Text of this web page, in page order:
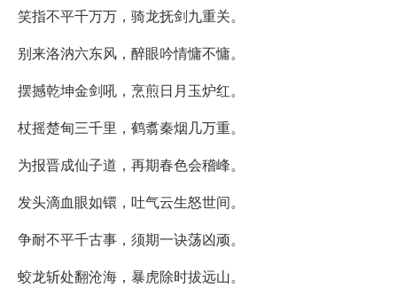
笑指不平千万万，骑龙抚剑九重关。
别来洛汭六东风，醉眼吟情慵不慵。
摆撼乾坤金剑吼，烹煎日月玉炉红。
杖摇楚甸三千里，鹤翥秦烟几万重。
为报晋成仙子道，再期春色会稽峰。
发头滴血眼如镮，吐气云生怒世间。
争耐不平千古事，须期一诀荡凶顽。
蛟龙斩处翻沧海，暴虎除时拔远山。